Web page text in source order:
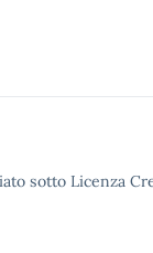
sotto Licenza